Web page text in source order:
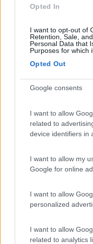
Opted In
I want to opt-out of
Retention, Sale,
Personal Data that
Purposes for which
Opted Out
Google consents
I want to allow
related to
device identifiers in
I want to allow my
Google for online
I want to allow
personalized
I want to allow
related to analytics
Area di sosta
Agriturismo
Servizi / Posizione
Punto sosta camper a
Fivizzano (MS) - 61.5km
Loc. Germalla, 1 - Monte dei